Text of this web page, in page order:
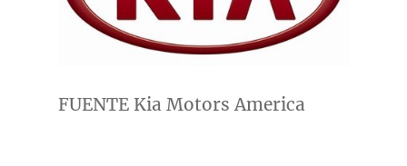
FUENTE Kia Motors America